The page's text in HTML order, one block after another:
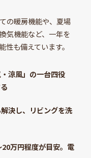
の暖房機能や、夏場
気機能など、一年を
も備えています。
涼風」の一台四役
決し、リビングを洗
万円程度が目安。電